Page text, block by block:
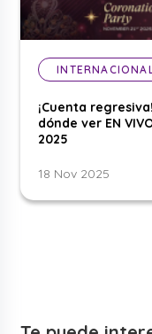
¡Cuenta
dónde ver EN
2025
18 Nov 2025